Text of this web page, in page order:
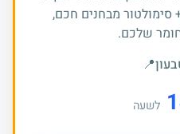
מבחנים חכם,
שלכם.
📍
לשעה